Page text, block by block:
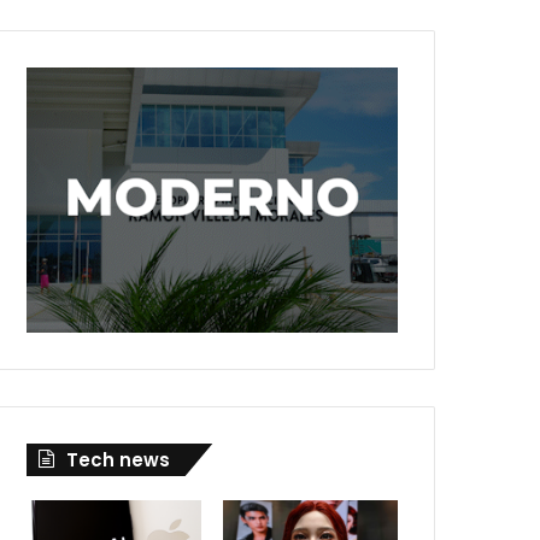
Tech news